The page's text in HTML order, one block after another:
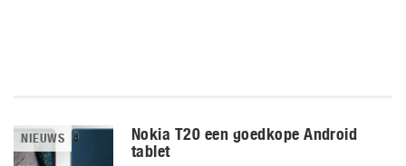
NIEUWS
Nokia T20 een goedkope Android
tablet